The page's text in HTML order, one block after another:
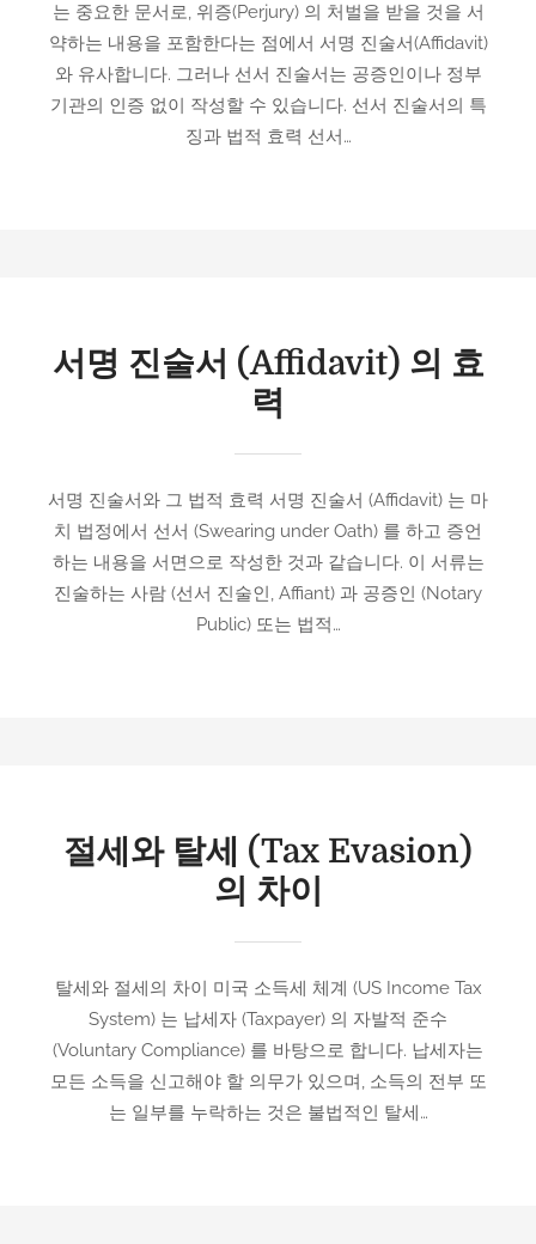
는 중요한 문서로, 위증(Perjury) 의 처벌을 받을 것을 서
약하는 내용을 포함한다는 점에서 서명 진술서(Affidavit)
와 유사합니다. 그러나 선서 진술서는 공증인이나 정부
기관의 인증 없이 작성할 수 있습니다. 선서 진술서의 특
징과 법적 효력 선서…
서명 진술서 (Affidavit) 의 효
력
서명 진술서와 그 법적 효력 서명 진술서 (Affidavit) 는 마
치 법정에서 선서 (Swearing under Oath) 를 하고 증언
하는 내용을 서면으로 작성한 것과 같습니다. 이 서류는
진술하는 사람 (선서 진술인, Affiant) 과 공증인 (Notary
Public) 또는 법적…
절세와 탈세 (Tax Evasion)
의 차이
탈세와 절세의 차이 미국 소득세 체계 (US Income Tax
System) 는 납세자 (Taxpayer) 의 자발적 준수
(Voluntary Compliance) 를 바탕으로 합니다. 납세자는
모든 소득을 신고해야 할 의무가 있으며, 소득의 전부 또
는 일부를 누락하는 것은 불법적인 탈세…